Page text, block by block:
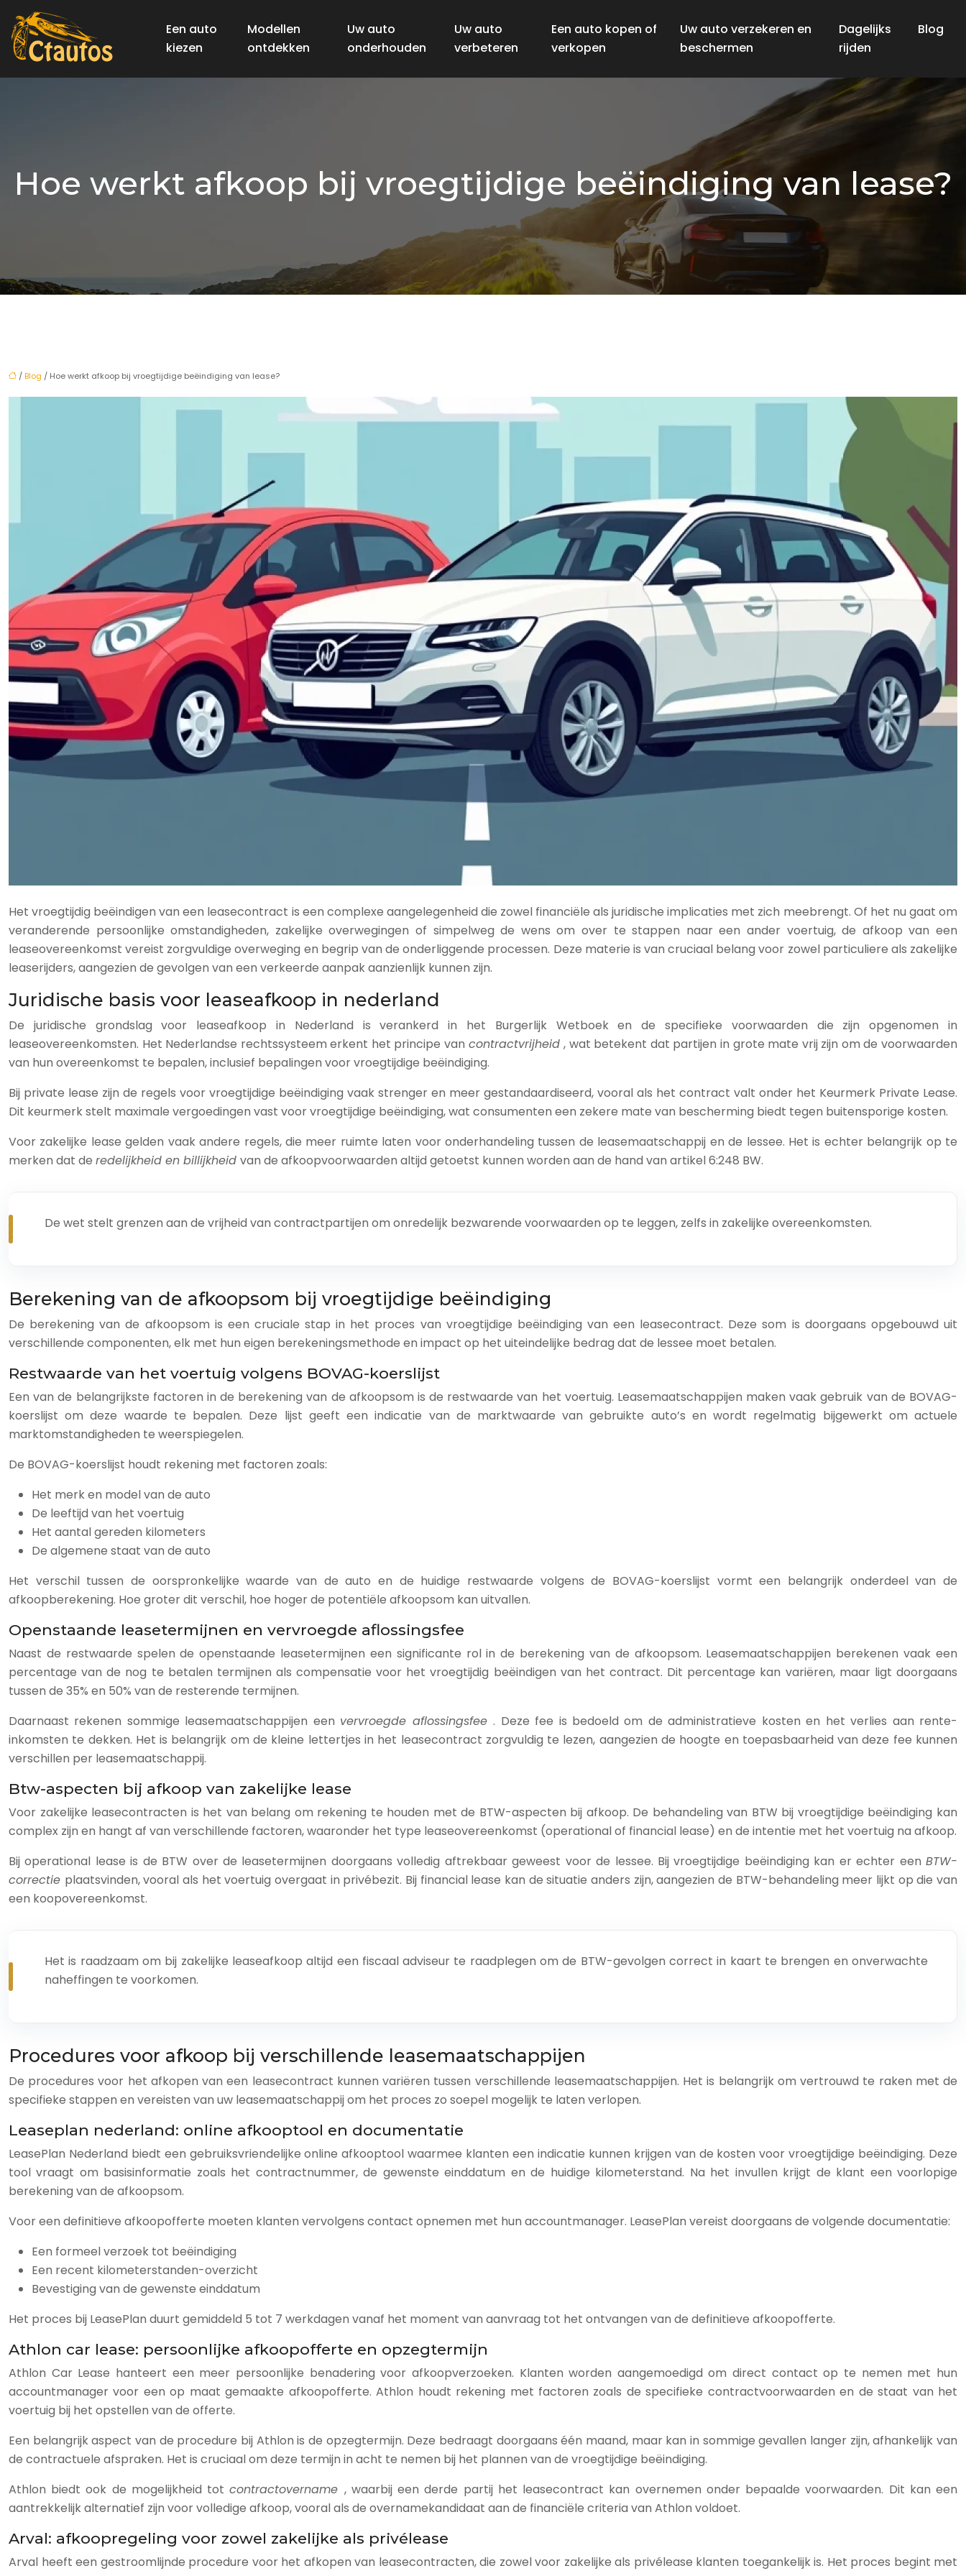
Een auto
kiezen
Modellen
ontdekken
Uw auto
onderhouden
Uw auto
verbeteren
Een auto kopen of
verkopen
Uw auto verzekeren en
beschermen
Dagelijks
rijden
Blog
Hoe werkt afkoop bij vroegtijdige beëindiging van lease?
/ Blog / Hoe werkt afkoop bij vroegtijdige beëindiging van lease?
Het vroegtijdig beëindigen van een leasecontract is een complexe aangelegenheid die zowel financiële als juridische implicaties met zich meebrengt. Of het nu gaat om
veranderende persoonlijke omstandigheden, zakelijke overwegingen of simpelweg de wens om over te stappen naar een ander voertuig, de afkoop van een
leaseovereenkomst vereist zorgvuldige overweging en begrip van de onderliggende processen. Deze materie is van cruciaal belang voor zowel particuliere als zakelijke
leaserijders, aangezien de gevolgen van een verkeerde aanpak aanzienlijk kunnen zijn.
Juridische basis voor leaseafkoop in nederland
De juridische grondslag voor leaseafkoop in Nederland is verankerd in het Burgerlijk Wetboek en de specifieke voorwaarden die zijn opgenomen in
leaseovereenkomsten. Het Nederlandse rechtssysteem erkent het principe van contractvrijheid, wat betekent dat partijen in grote mate vrij zijn om de voorwaarden
van hun overeenkomst te bepalen, inclusief bepalingen voor vroegtijdige beëindiging.
Bij private lease zijn de regels voor vroegtijdige beëindiging vaak strenger en meer gestandaardiseerd, vooral als het contract valt onder het Keurmerk Private Lease.
Dit keurmerk stelt maximale vergoedingen vast voor vroegtijdige beëindiging, wat consumenten een zekere mate van bescherming biedt tegen buitensporige kosten.
Voor zakelijke lease gelden vaak andere regels, die meer ruimte laten voor onderhandeling tussen de leasemaatschappij en de lessee. Het is echter belangrijk op te
merken dat de redelijkheid en billijkheid van de afkoopvoorwaarden altijd getoetst kunnen worden aan de hand van artikel 6:248 BW.
De wet stelt grenzen aan de vrijheid van contractpartijen om onredelijk bezwarende voorwaarden op te leggen, zelfs in zakelijke overeenkomsten.
Berekening van de afkoopsom bij vroegtijdige beëindiging
De berekening van de afkoopsom is een cruciale stap in het proces van vroegtijdige beëindiging van een leasecontract. Deze som is doorgaans opgebouwd uit
verschillende componenten, elk met hun eigen berekeningsmethode en impact op het uiteindelijke bedrag dat de lessee moet betalen.
Restwaarde van het voertuig volgens BOVAG-koerslijst
Een van de belangrijkste factoren in de berekening van de afkoopsom is de restwaarde van het voertuig. Leasemaatschappijen maken vaak gebruik van de BOVAG-
koerslijst om deze waarde te bepalen. Deze lijst geeft een indicatie van de marktwaarde van gebruikte auto’s en wordt regelmatig bijgewerkt om actuele
marktomstandigheden te weerspiegelen.
De BOVAG-koerslijst houdt rekening met factoren zoals:
Het merk en model van de auto
De leeftijd van het voertuig
Het aantal gereden kilometers
De algemene staat van de auto
Het verschil tussen de oorspronkelijke waarde van de auto en de huidige restwaarde volgens de BOVAG-koerslijst vormt een belangrijk onderdeel van de
afkoopberekening. Hoe groter dit verschil, hoe hoger de potentiële afkoopsom kan uitvallen.
Openstaande leasetermijnen en vervroegde aflossingsfee
Naast de restwaarde spelen de openstaande leasetermijnen een significante rol in de berekening van de afkoopsom. Leasemaatschappijen berekenen vaak een
percentage van de nog te betalen termijnen als compensatie voor het vroegtijdig beëindigen van het contract. Dit percentage kan variëren, maar ligt doorgaans
tussen de 35% en 50% van de resterende termijnen.
Daarnaast rekenen sommige leasemaatschappijen een vervroegde aflossingsfee. Deze fee is bedoeld om de administratieve kosten en het verlies aan rente-
inkomsten te dekken. Het is belangrijk om de kleine lettertjes in het leasecontract zorgvuldig te lezen, aangezien de hoogte en toepasbaarheid van deze fee kunnen
verschillen per leasemaatschappij.
Btw-aspecten bij afkoop van zakelijke lease
Voor zakelijke leasecontracten is het van belang om rekening te houden met de BTW-aspecten bij afkoop. De behandeling van BTW bij vroegtijdige beëindiging kan
complex zijn en hangt af van verschillende factoren, waaronder het type leaseovereenkomst (operational of financial lease) en de intentie met het voertuig na afkoop.
Bij operational lease is de BTW over de leasetermijnen doorgaans volledig aftrekbaar geweest voor de lessee. Bij vroegtijdige beëindiging kan er echter een BTW-
correctie plaatsvinden, vooral als het voertuig overgaat in privébezit. Bij financial lease kan de situatie anders zijn, aangezien de BTW-behandeling meer lijkt op die van
een koopovereenkomst.
Het is raadzaam om bij zakelijke leaseafkoop altijd een fiscaal adviseur te raadplegen om de BTW-gevolgen correct in kaart te brengen en onverwachte
naheffingen te voorkomen.
Procedures voor afkoop bij verschillende leasemaatschappijen
De procedures voor het afkopen van een leasecontract kunnen variëren tussen verschillende leasemaatschappijen. Het is belangrijk om vertrouwd te raken met de
specifieke stappen en vereisten van uw leasemaatschappij om het proces zo soepel mogelijk te laten verlopen.
Leaseplan nederland: online afkooptool en documentatie
LeasePlan Nederland biedt een gebruiksvriendelijke online afkooptool waarmee klanten een indicatie kunnen krijgen van de kosten voor vroegtijdige beëindiging. Deze
tool vraagt om basisinformatie zoals het contractnummer, de gewenste einddatum en de huidige kilometerstand. Na het invullen krijgt de klant een voorlopige
berekening van de afkoopsom.
Voor een definitieve afkoopofferte moeten klanten vervolgens contact opnemen met hun accountmanager. LeasePlan vereist doorgaans de volgende documentatie:
Een formeel verzoek tot beëindiging
Een recent kilometerstanden-overzicht
Bevestiging van de gewenste einddatum
Het proces bij LeasePlan duurt gemiddeld 5 tot 7 werkdagen vanaf het moment van aanvraag tot het ontvangen van de definitieve afkoopofferte.
Athlon car lease: persoonlijke afkoopofferte en opzegtermijn
Athlon Car Lease hanteert een meer persoonlijke benadering voor afkoopverzoeken. Klanten worden aangemoedigd om direct contact op te nemen met hun
accountmanager voor een op maat gemaakte afkoopofferte. Athlon houdt rekening met factoren zoals de specifieke contractvoorwaarden en de staat van het
voertuig bij het opstellen van de offerte.
Een belangrijk aspect van de procedure bij Athlon is de opzegtermijn. Deze bedraagt doorgaans één maand, maar kan in sommige gevallen langer zijn, afhankelijk van
de contractuele afspraken. Het is cruciaal om deze termijn in acht te nemen bij het plannen van de vroegtijdige beëindiging.
Athlon biedt ook de mogelijkheid totcontractovername , waarbij een derde partij het leasecontract kan overnemen onder bepaalde voorwaarden. Dit kan een
aantrekkelijk alternatief zijn voor volledige afkoop, vooral als de overnamekandidaat aan de financiële criteria van Athlon voldoet.
Arval: afkoopregeling voor zowel zakelijke als privélease
Arval heeft een gestroomlijnde procedure voor het afkopen van leasecontracten, die zowel voor zakelijke als privélease klanten toegankelijk is. Het proces begint met